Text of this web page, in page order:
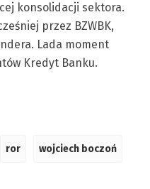
konsolidacji sektora.
przez BZWBK,
Lada moment
Kredyt Banku.
ror wojciech boczoń